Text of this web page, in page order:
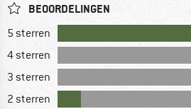
BEOORDELINGEN
5 sterren
4 sterren
3 sterren
2 sterren